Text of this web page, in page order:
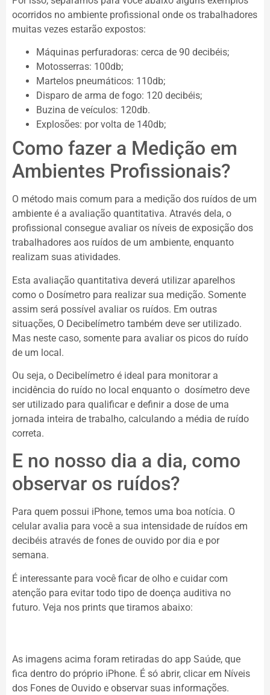
ocorridos no ambiente profissional onde os trabalhadores
muitas vezes estarão expostos:
Máquinas perfuradoras: cerca de 90 decibéis;
Motosserras: 100db;
Martelos pneumáticos: 110db;
Disparo de arma de fogo: 120 decibéis;
Buzina de veículos: 120db.
Explosões: por volta de 140db;
Como fazer a Medição em
Ambientes Profissionais?
O método mais comum para a medição dos ruídos de um
ambiente é a avaliação quantitativa. Através dela, o
profissional consegue avaliar os níveis de exposição dos
trabalhadores aos ruídos de um ambiente, enquanto
realizam suas atividades.
Esta avaliação quantitativa deverá utilizar aparelhos
como o Dosímetro para realizar sua medição. Somente
assim será possível avaliar os ruídos. Em outras
situações, O Decibelímetro também deve ser utilizado.
Mas neste caso, somente para avaliar os picos do ruído
de um local.
Ou seja, o Decibelímetro é ideal para monitorar a
incidência do ruído no local enquanto o dosímetro deve
ser utilizado para qualificar e definir a dose de uma
jornada inteira de trabalho, calculando a média de ruído
correta.
E no nosso dia a dia, como
observar os ruídos?
Para quem possui iPhone, temos uma boa notícia. O
celular avalia para você a sua intensidade de ruídos em
decibéis através de fones de ouvido por dia e por
semana.
É interessante para você ficar de olho e cuidar com
atenção para evitar todo tipo de doença auditiva no
futuro. Veja nos prints que tiramos abaixo:
As imagens acima foram retiradas do app Saúde, que
fica dentro do próprio iPhone. É só abrir, clicar em Níveis
dos Fones de Ouvido e observar suas informações.